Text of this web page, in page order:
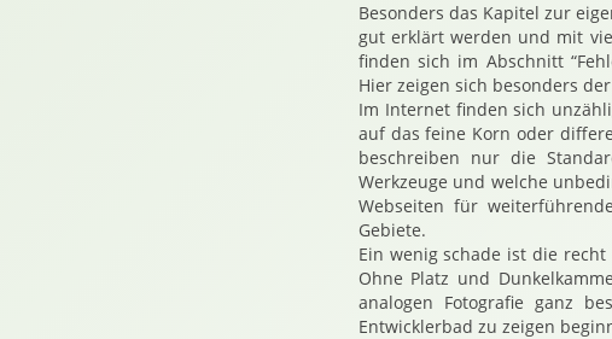
Besonders das Kapitel zur
gut erklärt werden und mit
finden sich im Abschnitt
Hier zeigen sich besonders
Im Internet finden sich
auf das feine Korn oder
beschreiben nur die
Werkzeuge und welche
Webseiten für
Gebiete.
Ein wenig schade ist die
Ohne Platz und
analogen Fotografie ganz
Entwicklerbad zu zeigen